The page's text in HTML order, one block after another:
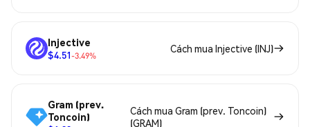
Injective
$4.51-3.49%
Cách mua Injective (INJ)
Gram (prev.
Toncoin)
Cách mua Gram (prev. Toncoin)
(GRAM)